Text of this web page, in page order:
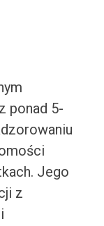
ponad 5-
Jego
z